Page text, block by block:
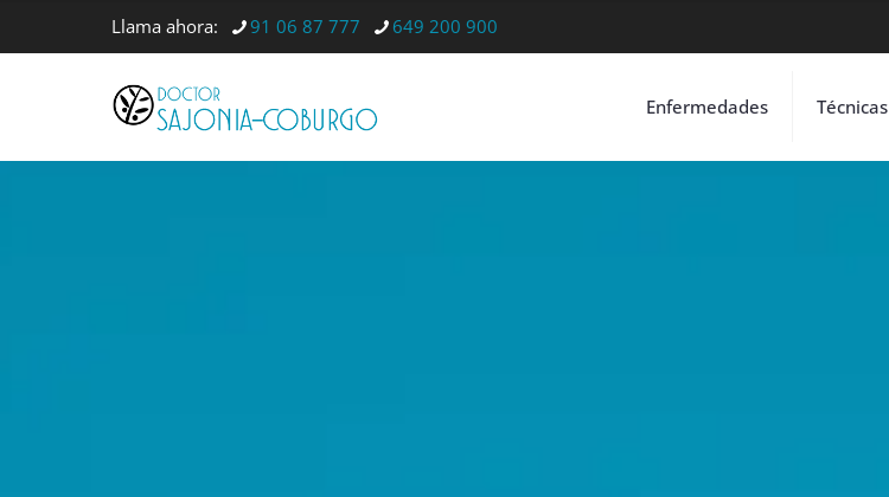
Llama ahora: 91 06 87 777 649 200 900
Enfermedades Técnicas